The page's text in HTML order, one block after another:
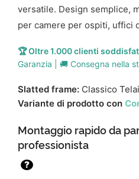
versatile. Design semplice,
per camere per ospiti, uffici
🏆 Oltre 1.000 clienti
Garanzia | 🚚 Consegna nella
Slatted frame: Classico
Variante di prodotto con
Montaggio rapido da
professionista
?